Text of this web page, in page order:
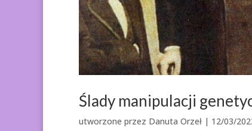
Ślady manipulacji
utworzone przez Danuta Orzeł | 12/03/